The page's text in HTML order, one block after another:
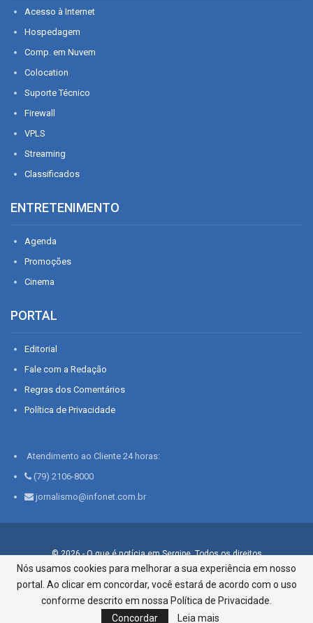
Acesso à Internet
Hospedagem
Comp. em Nuvem
Colocation
Suporte Técnico
Firewall
VPLS
Streaming
Classificados
ENTRETENIMENTO
Agenda
Promoções
Cinema
PORTAL
Editorial
Fale com a Redação
Regras dos Comentários
Política de Privacidade
Atendimento ao Cliente 24 horas:
(79) 2106-8000
jornalismo@infonet.com.br
© 2026 - O que é notícia em Sergipe. Todos os direitos
reservados.
Infonet - Rua Monsenhor Silveira 276, Bairro São José |
Aracaju-SE, CEP 49015-030, Fone: 79.2106.8000 - CI Centro de
Informações LTDA
Nós usamos cookies para melhorar a sua experiência em nosso
portal. Ao clicar em concordar, você estará de acordo com o uso
conforme descrito em nossa Política de Privacidade.
Concordar
Leia mais